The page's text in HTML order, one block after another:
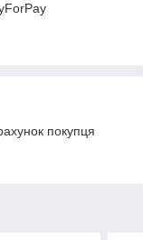
покупця